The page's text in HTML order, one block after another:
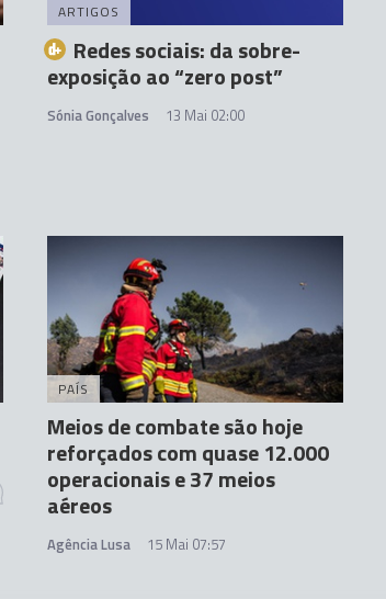
ARTIGOS
Redes sociais: da sobre-
exposição ao “zero post”
Sónia Gonçalves 13 Mai 02:00
PAÍS
Meios de combate são hoje
reforçados com quase 12.000
operacionais e 37 meios
aéreos
Agência Lusa 15 Mai 07:57